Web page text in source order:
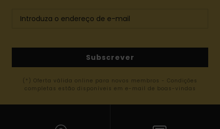
Subscrever
(*) Oferta válida online para novos membros - Condições
completas estão disponíveis em e-mail de boas-vindas